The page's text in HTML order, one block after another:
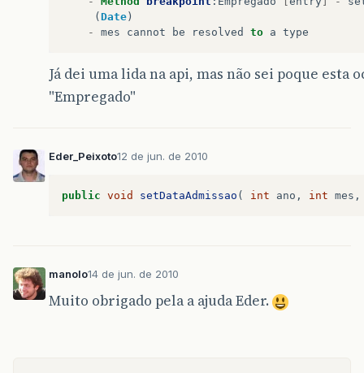
( Date )
-
mes cannot be resolved to a type
Já dei uma lida na api, mas não sei poque esta
"Empregado"
Eder_Peixoto12 de jun. de 2010
public void setDataAdmissao ( int ano , int mes ,
manolo14 de jun. de 2010
Muito obrigado pela a ajuda Eder.